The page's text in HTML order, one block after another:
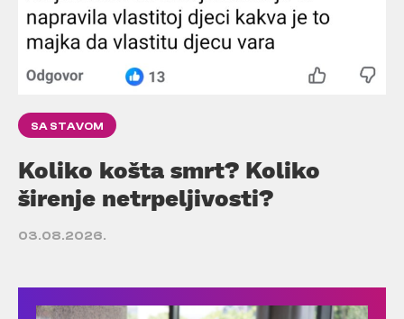
SA STAVOM
Koliko košta smrt? Koliko
širenje netrpeljivosti?
03.08.2026.